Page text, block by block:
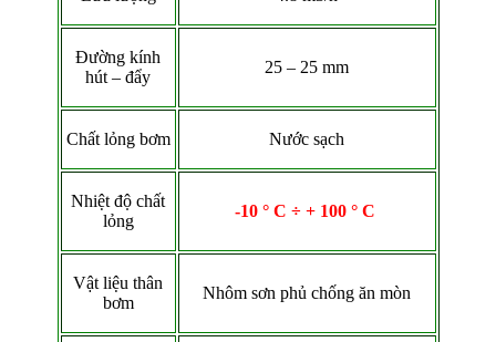
Đường kính
hút – đẩy
25 – 25 mm
Chất lỏng bơm Nước sạch
Nhiệt độ chất
lỏng
-10 ° C ÷ + 100 ° C
Vật liệu thân
bơm
Nhôm sơn phủ chống ăn mòn